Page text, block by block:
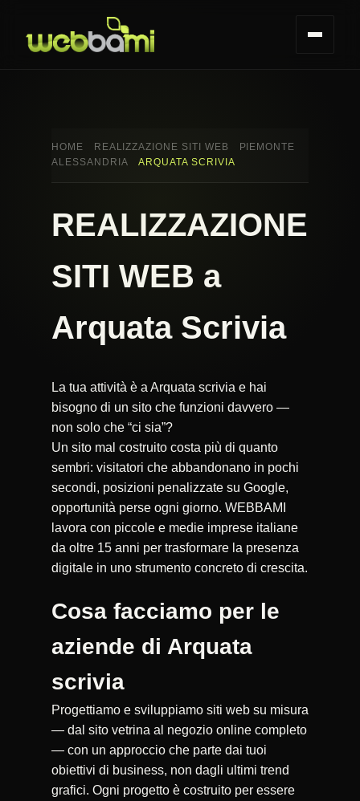
HOME REALIZZAZIONE SITI WEB
PIEMONTE
ALESSANDRIA
ARQUATA SCRIVIA
REALIZZAZIONE
SITI WEB a
Arquata Scrivia
La tua attività è a Arquata scrivia e hai
bisogno di un sito che funzioni davvero —
non solo che “ci sia”?
Un sito mal costruito costa più di quanto
sembri: visitatori che abbandonano in pochi
secondi, posizioni penalizzate su Google,
opportunità perse ogni giorno. WEBBAMI
lavora con piccole e medie imprese italiane
da oltre 15 anni per trasformare la presenza
digitale in uno strumento concreto di crescita.
Cosa facciamo per le
aziende di Arquata
scrivia
Progettiamo e sviluppiamo siti web su misura
— dal sito vetrina al negozio online completo
— con un approccio che parte dai tuoi
obiettivi di business, non dagli ultimi trend
grafici. Ogni progetto è costruito per essere